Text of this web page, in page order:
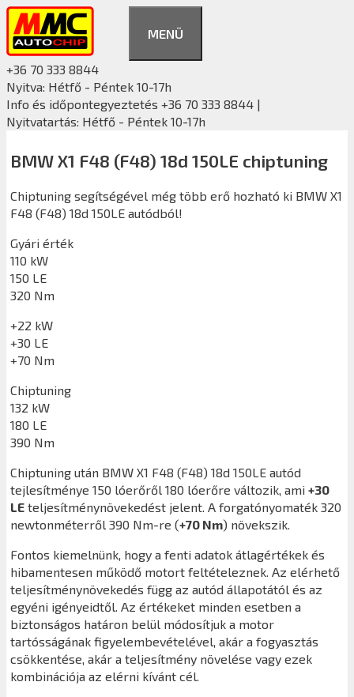
Kilépés
tartalomba
MENÜ
+36 70 333 8844
Nyitva: Hétfő - Péntek 10-17h
Info és időpontegyeztetés +36 70 333 8844 |
Nyitvatartás: Hétfő - Péntek 10-17h
BMW X1 F48 (F48) 18d 150LE chiptuning
Chiptuning segítségével még több erő hozható ki BMW X1
F48 (F48) 18d 150LE autódból!
Gyári érték
110 kW
150 LE
320 Nm
+22 kW
+30 LE
+70 Nm
Chiptuning
132 kW
180 LE
390 Nm
Chiptuning után BMW X1 F48 (F48) 18d 150LE autód
tejlesítménye 150 lóerőről 180 lóerőre változik, ami +30
LE teljesítménynövekedést jelent. A forgatónyomaték 320
newtonméterről 390 Nm-re (+70 Nm) növekszik.
Fontos kiemelnünk, hogy a fenti adatok átlagértékek és
hibamentesen működő motort feltételeznek. Az elérhető
teljesítménynövekedés függ az autód állapotától és az
egyéni igényeidtől. Az értékeket minden esetben a
biztonságos határon belül módosítjuk a motor
tartósságának figyelembevételével, akár a fogyasztás
csökkentése, akár a teljesítmény növelése vagy ezek
kombinációja az elérni kívánt cél.